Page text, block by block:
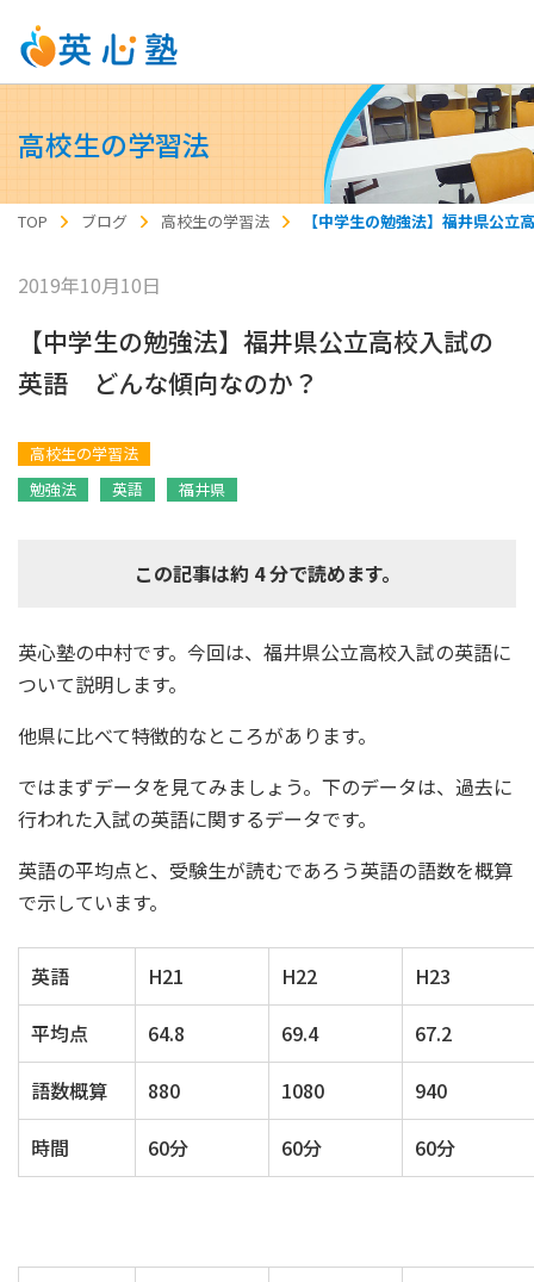
高校生の学習法
TOP ブログ 高校生の学習法 【中学生の勉強法】福井県公
2019年10月10日
【中学生の勉強法】福井県公立高校入試の
英語 どんな傾向なのか？
高校生の学習法
勉強法
英語 福井県
この記事は約 4 分で読めます。
英心塾の中村です。今回は、福井県公立高校入試の英語に
ついて説明します。
他県に比べて特徴的なところがあります。
ではまずデータを見てみましょう。下のデータは、過去に
行われた入試の英語に関するデータです。
英語の平均点と、受験生が読むであろう英語の語数を概算
で示しています。
英語 H21 H22
H23
平均点
64.8 69.4
67.2
語数概算
880 1080
940
時間
60分 60分 60分